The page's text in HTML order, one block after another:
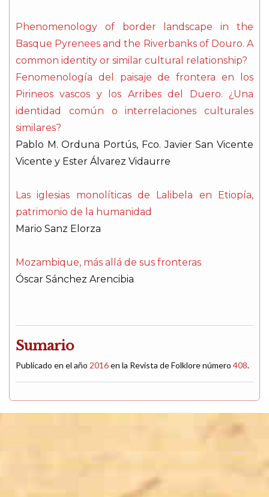
Phenomenology of border landscape in the
Basque Pyrenees and the Riverbanks of Douro. A
common identity or similar cultural relationship?
Fenomenología del paisaje de frontera en los
Pirineos vascos y los Arribes del Duero. ¿Una
identidad común o interrelaciones culturales
similares?
Pablo M. Orduna Portús, Fco. Javier San Vicente
Vicente y Ester Álvarez Vidaurre
Las iglesias monolíticas de Lalibela en Etiopía,
patrimonio de la humanidad
Mario Sanz Elorza
Mozambique, más allá de sus fronteras
Óscar Sánchez Arencibia
Sumario
Publicado en el año 2016en la Revista de Folklore número 408.